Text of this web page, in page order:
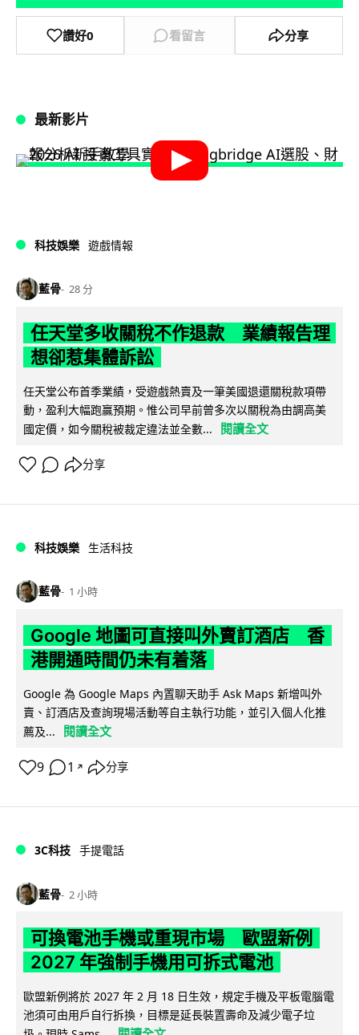
讚好0 看留言 分享
最新影片
科技娛樂 遊戲情報
藍骨 28 分
任天堂多收關稅不作退款 業績報告理
想卻惹集體訴訟
任天堂公布首季業績，受遊戲熱賣及一筆美國退還關稅款項帶
動，盈利大幅跑贏預期。惟公司早前曾多次以關稅為由調高美
國定價，如今關稅被裁定違法並全數...
閱讀全文
分享
科技娛樂 生活科技
藍骨 1 小時
Google 地圖可直接叫外賣訂酒店 香
港開通時間仍未有着落
Google 為 Google Maps 內置聊天助手 Ask Maps 新增叫外
賣、訂酒店及查詢現場活動等自主執行功能，並引入個人化推
薦及...
閱讀全文
9 1 ↗ 分享
3C科技 手提電話
藍骨 2 小時
可換電池手機或重現市場 歐盟新例
2027 年強制手機用可拆式電池
歐盟新例將於 2027 年 2 月 18 日生效，規定手機及平板電腦電
池須可由用戶自行拆換，目標是延長裝置壽命及減少電子垃